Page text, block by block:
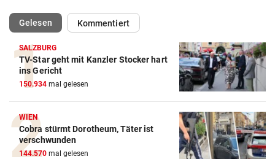
Gelesen(ausgewählt)Kommentiert
SALZBURG
TV-Star geht mit Kanzler Stocker hart
ins Gericht
150.934 mal gelesen
WIEN
Cobra stürmt Dorotheum, Täter ist
verschwunden
144.570 mal gelesen